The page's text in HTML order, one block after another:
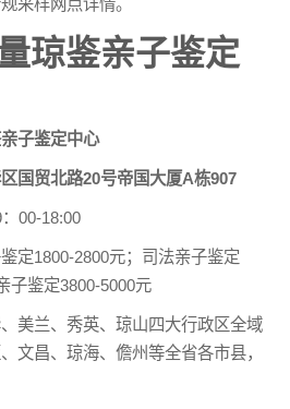
琼鉴亲子鉴定
子鉴定中心
国贸北路20号帝国大厦A栋907
00-18:00
定1800-2800元；司法亲子鉴定
子鉴定3800-5000元
美兰、秀英、琼山四大行政区全域
文昌、琼海、儋州等全省各市县，